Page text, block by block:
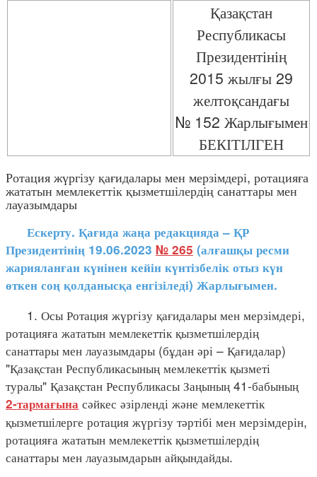
Қазақстан
Республикасы
Президентінің
2015 жылғы 29
желтоқсандағы
№ 152 Жарлығымен
БЕКІТІЛГЕН
Ротация жүргізу қағидалары мен мерзімдері, ротацияға
жататын мемлекеттік қызметшілердің санаттары мен
лауазымдары
Ескерту. Қағида жаңа редакцияда – ҚР
Президентінің 19.06.2023 № 265 (алғашқы ресми
жарияланған күнінен кейін күнтізбелік отыз күн
өткен соң қолданысқа енгізіледі) Жарлығымен.
1. Осы Ротация жүргізу қағидалары мен мерзімдері,
ротацияға жататын мемлекеттік қызметшілердің
санаттары мен лауазымдары (бұдан әрі – Қағидалар)
"Қазақстан Республикасының мемлекеттік қызметі
туралы" Қазақстан Республикасы Заңының 41-бабының
2-тармағына сәйкес әзірленді және мемлекеттік
қызметшілерге ротация жүргізу тәртібі мен мерзімдерін,
ротацияға жататын мемлекеттік қызметшілердің
санаттары мен лауазымдарын айқындайды.